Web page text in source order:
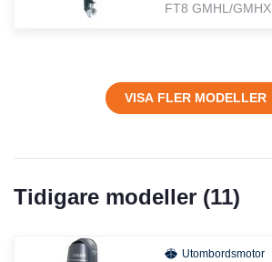
FT8 GMHL/GMHX
VISA FLER MODELLER
Tidigare modeller (11)
Utombordsmotor